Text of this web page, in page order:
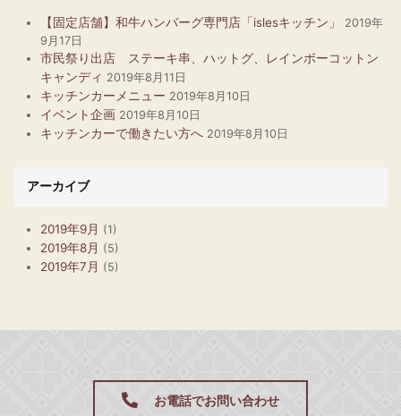
【固定店舗】和牛ハンバーグ専門店「islesキッチン」
2019年
9月17日
市民祭り出店 ステーキ串、ハットグ、レインボーコットン
キャンディ 2019年8月11日
キッチンカーメニュー 2019年8月10日
イベント企画 2019年8月10日
キッチンカーで働きたい方へ 2019年8月10日
アーカイブ
2019年9月 (1)
2019年8月 (5)
2019年7月 (5)
お電話でお問い合わせ